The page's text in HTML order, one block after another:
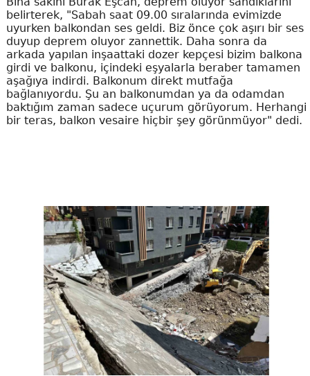
belirterek, "Sabah saat 09.00 sıralarında evimizde
uyurken balkondan ses geldi. Biz önce çok aşırı bir ses
duyup deprem oluyor zannettik. Daha sonra da
arkada yapılan inşaattaki dozer kepçesi bizim balkona
girdi ve balkonu, içindeki eşyalarla beraber tamamen
aşağıya indirdi. Balkonum direkt mutfağa
bağlanıyordu. Şu an balkonumdan ya da odamdan
baktığım zaman sadece uçurum görüyorum. Herhangi
bir teras, balkon vesaire hiçbir şey görünmüyor" dedi.